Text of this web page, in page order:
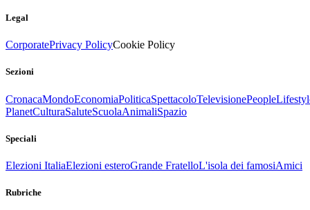
Legal
CorporatePrivacy PolicyCookie Policy
Sezioni
CronacaMondoEconomiaPoliticaSpettacoloTelevisionePeople
PlanetCulturaSaluteScuolaAnimaliSpazio
Speciali
Elezioni ItaliaElezioni esteroGrande FratelloL'isola dei famosiAmici
Rubriche